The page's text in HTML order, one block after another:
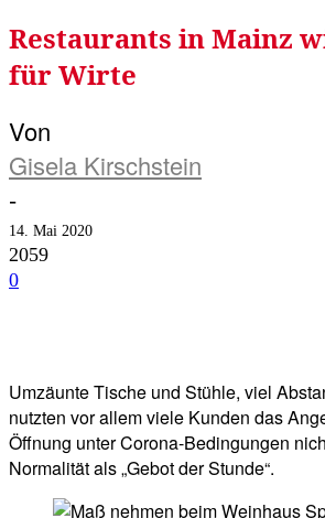
Restaurants in Mainz
für Wirte
Von
Gisela Kirschstein
-
14. Mai 2020
2059
0
Umzäunte Tische und Stühle, viel
nutzten vor allem viele Kunden das
Öffnung unter Corona-Bedingungen
Normalität als „Gebot der Stunde“.